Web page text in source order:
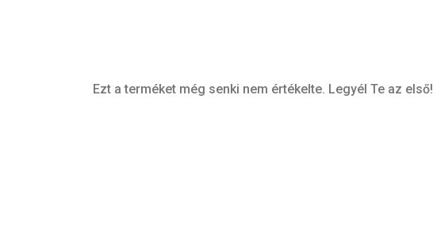
Ezt a terméket még senki nem értékelte. Legyél Te az első!